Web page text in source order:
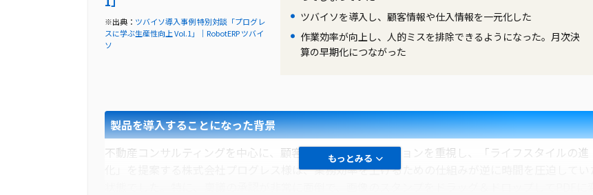
※出典： ツバイソ導入事例 特別対談「プログレ
スに学ぶ生産性向上 Vol.1」｜RobotERP ツバイ
ソ
ツバイソを導入し、顧客情報や仕入情報を一元化した
作業効率が向上し、人的ミスを排除できるようになった。月次決
算の早期化につながった
もっとみる
製品を導入することになった背景
不動産コンサルティングを中心に、顧客とのコミュニケーションを重視し、「ライフスタイルの進
化」を提案する株式会社プログレス様は、業務効率を上げるための仕組みが逆に時間を圧迫していた